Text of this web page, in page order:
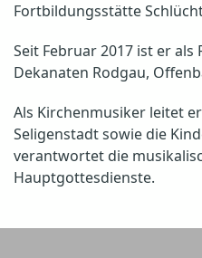
Fortbildungsstätte
Seit Februar 2017 ist er
Dekanaten Rodgau,
Als Kirchenmusiker leitet
Seligenstadt sowie die
verantwortet die
Hauptgottesdienste.